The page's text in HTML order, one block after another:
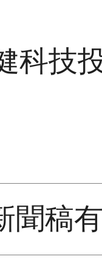
科技
聞稿